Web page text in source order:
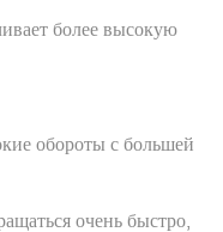
более высокую
обороты с большей
очень быстро,